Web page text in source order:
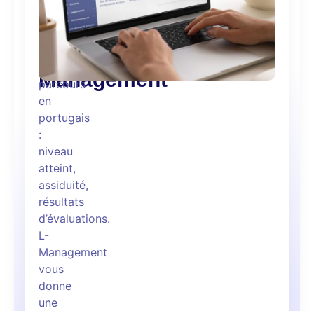
avec
Management
vos
collaborateurs
parcours
en
portugais
:
niveau
atteint,
assiduité,
résultats
d’évaluations.
L-
Management
vous
donne
une